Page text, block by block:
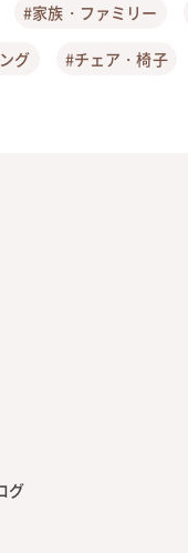
#家族・ファミリー
グ #チェア・椅子
グ